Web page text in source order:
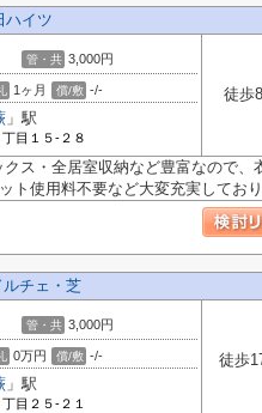
ハイツ
管・共 3,000円
1ヶ月 償/敷 -/-
」駅
丁目１５-２８
徒歩
ス・全居室収納など豊富なので、
ト使用料不要など大変充実してお
ルチェ・芝
管・共 3,000円
0万円 償/敷 -/-
」駅
丁目２５-２１
徒歩